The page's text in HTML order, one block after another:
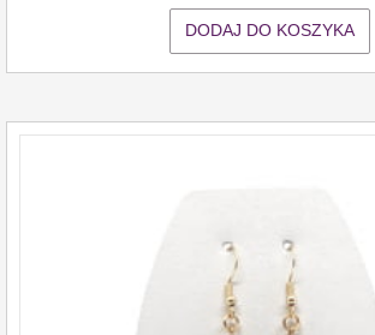
DODAJ DO KOSZYKA